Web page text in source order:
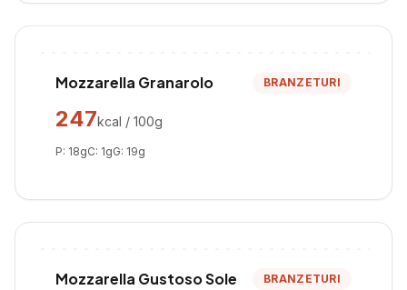
Mozzarella Granarolo BRANZETURI
247kcal / 100g
P: 18gC: 1gG: 19g
Mozzarella Gustoso Sole BRANZETURI